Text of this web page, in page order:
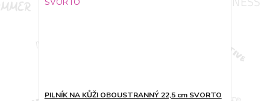
PILNÍK NA KŮŽI OBOUSTRANNÝ 22,5 cm SVORTO